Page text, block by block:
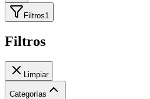
Filtros1
Filtros
Limpiar
Categorías